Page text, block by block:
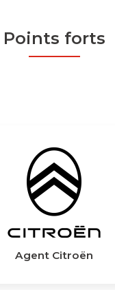
Points forts
Agent Citroën